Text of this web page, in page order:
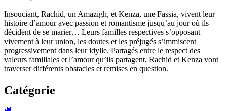
Insouciant, Rachid, un Amazigh, et Kenza, une Fassia, vivent leur
histoire d’amour avec passion et romantisme jusqu’au jour où ils
décident de se marier… Leurs familles respectives s’opposant
vivement à leur union, les doutes et les préjugés s’immiscent
progressivement dans leur idylle. Partagés entre le respect des
valeurs familiales et l’amour qu’ils partagent, Rachid et Kenza vont
traverser différents obstacles et remises en question.
Catégorie